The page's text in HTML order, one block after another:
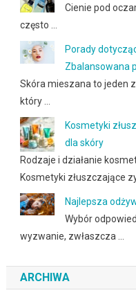
Cienie pod
często …
Porady
Zbalansowana
Skóra mieszana to jeden
który …
Kosmetyki
dla skóry
Rodzaje i działanie
Kosmetyki złuszczające
Najlepsza
Wybór
wyzwanie, zwłaszcza …
ARCHIWA